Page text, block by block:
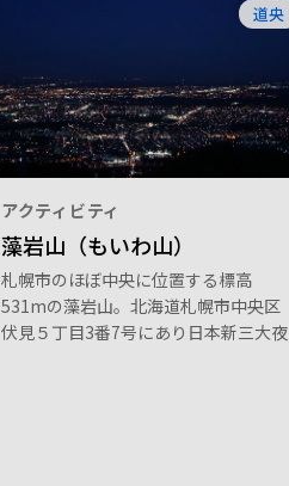
道央
アクティビティ
藻岩山（もいわ山）
札幌市のほぼ中央に位置する標高
531mの藻岩山。北海道札幌市中央区
伏見５丁目3番7号にあり日本新三大夜